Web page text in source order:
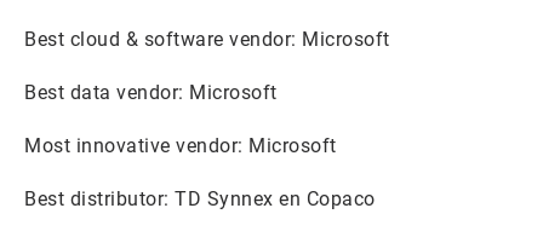
Best cloud & software vendor: Microsoft
Best data vendor: Microsoft
Most innovative vendor: Microsoft
Best distributor: TD Synnex en Copaco